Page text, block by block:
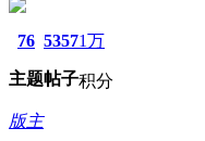
76
主题
5357
帖子
1万
积分
版主